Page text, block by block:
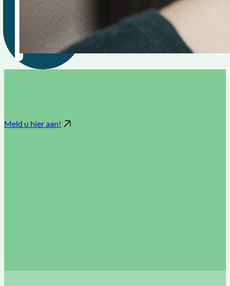
Meld u hier aan!